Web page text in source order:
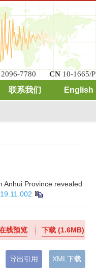
2096-7780 CN 10-1665/P
联系我们 English
Anhui Province revealed
线预览 下载(1.6MB)
导出引用 XML下载